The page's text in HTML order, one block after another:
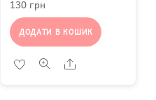
130 грн
ДОДАТИ В КОШИК
Share